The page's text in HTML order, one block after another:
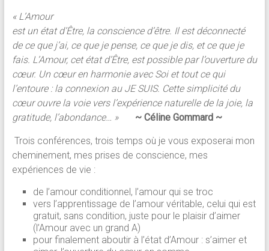
« L’Amour
est un état d’Être, la conscience d’être. Il est déconnecté
de ce que j’ai, ce que je pense, ce que je dis, et ce que je
fais. L’Amour, cet état d’Être, est possible par l’ouverture du
cœur. Un cœur en harmonie avec Soi et tout ce qui
l’entoure : la connexion au JE SUIS. Cette simplicité du
cœur ouvre la voie vers l’expérience naturelle de la joie, la
gratitude, l’abondance… » ~ Céline Gommard ~
Trois conférences, trois temps où je vous exposerai mon
cheminement, mes prises de conscience, mes
expériences de vie :
de l’amour conditionnel, l’amour qui se troc
vers l’apprentissage de l’amour véritable, celui qui est
gratuit, sans condition, juste pour le plaisir d’aimer
(l’Amour avec un grand A)
pour finalement aboutir à l’état d’Amour : s’aimer et